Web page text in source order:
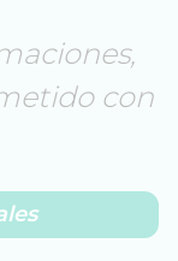
con